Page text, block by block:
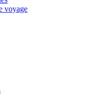
voyage